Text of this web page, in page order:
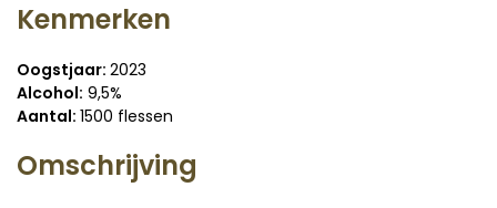
Kenmerken
Oogstjaar: 2023
Alcohol: 9,5%
Aantal: 1500 flessen
Omschrijving